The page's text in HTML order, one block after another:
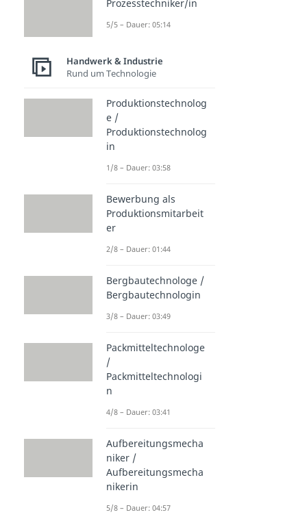
Prozesstechniker/in
5/5 – Dauer: 05:14
Handwerk & Industrie
Rund um Technologie
Produktionstechnolog
e /
Produktionstechnolog
in
1/8 – Dauer: 03:58
Bewerbung als
Produktionsmitarbeit
er
2/8 – Dauer: 01:44
Bergbautechnologe /
Bergbautechnologin
3/8 – Dauer: 03:49
Packmitteltechnologe
/
Packmitteltechnologi
n
4/8 – Dauer: 03:41
Aufbereitungsmecha
niker /
Aufbereitungsmecha
nikerin
5/8 – Dauer: 04:57